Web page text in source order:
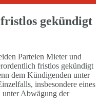
gekündigt
Parteien Mieter und
fristlos gekündigt
dem Kündigenden unter
insbesondere eines
unter Abwägung der